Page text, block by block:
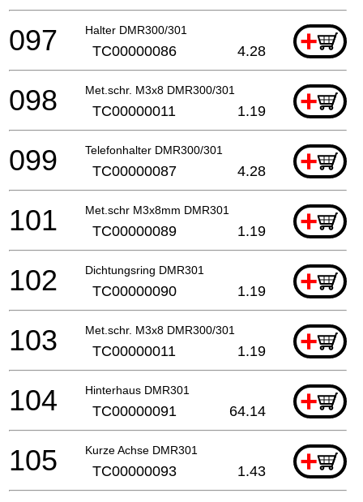
Halter DMR300/301 +
097 TC00000086 4.28
Met.schr. M3x8 DMR300/301 +
098 TC00000011 1.19
Telefonhalter DMR300/301 +
099 TC00000087 4.28
Met.schr M3x8mm DMR301 +
101 TC00000089 1.19
Dichtungsring DMR301 +
102 TC00000090 1.19
Met.schr. M3x8 DMR300/301 +
103 TC00000011 1.19
Hinterhaus DMR301 +
104 TC00000091 64.14
Kurze Achse DMR301 +
105 TC00000093 1.43